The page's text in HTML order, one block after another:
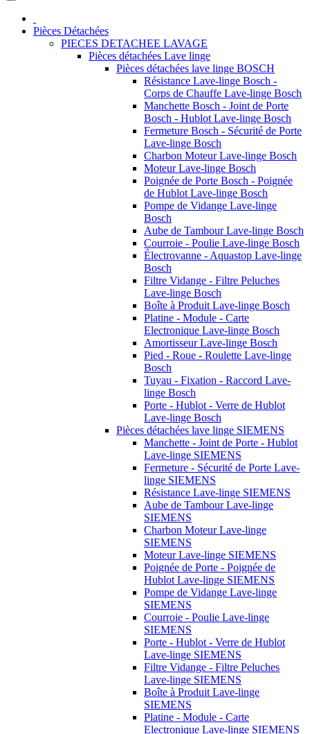
Pièces Détachées
PIECES DETACHEE LAVAGE
Pièces détachées Lave linge
Pièces détachées lave linge BOSCH
Résistance Lave-linge Bosch -
Corps de Chauffe Lave-linge Bosch
Manchette Bosch - Joint de Porte
Bosch - Hublot Lave-linge Bosch
Fermeture Bosch - Sécurité de Porte
Lave-linge Bosch
Charbon Moteur Lave-linge Bosch
Moteur Lave-linge Bosch
Poignée de Porte Bosch - Poignée
de Hublot Lave-linge Bosch
Pompe de Vidange Lave-linge
Bosch
Aube de Tambour Lave-linge Bosch
Courroie - Poulie Lave-linge Bosch
Électrovanne - Aquastop Lave-linge
Bosch
Filtre Vidange - Filtre Peluches
Lave-linge Bosch
Boîte à Produit Lave-linge Bosch
Platine - Module - Carte
Electronique Lave-linge Bosch
Amortisseur Lave-linge Bosch
Pied - Roue - Roulette Lave-linge
Bosch
Tuyau - Fixation - Raccord Lave-
linge Bosch
Porte - Hublot - Verre de Hublot
Lave-linge Bosch
Pièces détachées lave linge SIEMENS
Manchette - Joint de Porte - Hublot
Lave-linge SIEMENS
Fermeture - Sécurité de Porte Lave-
linge SIEMENS
Résistance Lave-linge SIEMENS
Aube de Tambour Lave-linge
SIEMENS
Charbon Moteur Lave-linge
SIEMENS
Moteur Lave-linge SIEMENS
Poignée de Porte - Poignée de
Hublot Lave-linge SIEMENS
Pompe de Vidange Lave-linge
SIEMENS
Courroie - Poulie Lave-linge
SIEMENS
Porte - Hublot - Verre de Hublot
Lave-linge SIEMENS
Filtre Vidange - Filtre Peluches
Lave-linge SIEMENS
Boîte à Produit Lave-linge
SIEMENS
Platine - Module - Carte
Electronique Lave-linge SIEMENS